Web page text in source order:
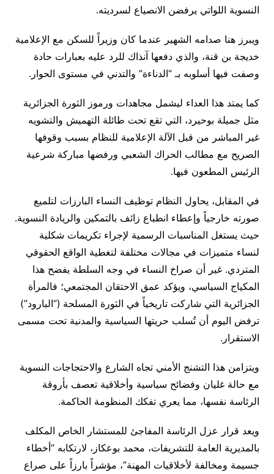
النسوية اللواتي يرفضن الانصياع لسرديته.
ويبرز هنا صدامه الشهير عندما كان وزيراً للسكن مع الإعلامية
خديجة بن قنة، والذي دفعها آنذاك للرد عليه بعبارات حادة
وصفت فيها أسلوبه بـ “الدناءة” والتدني في مستوى الحوار.
كما يمتد هذا العداء ليشمل مجاهدات ورموز الثورة الجزائرية
مثل جميلة بوحيرد، التي تقع تحت طائلة التهميش والتشويه
غير المباشر من قبل الآلة الإعلامية للنظام بسبب وقوفها
الصريح مع مطالب الحراك الشعبي ورفضها مباركة شرعية
الرئيس المطعون فيها.
في المقابل، يحاول النظام توظيف النساء البارزات لتلميع
صورته خارجياً وإعطاء انطباع زائف بالتمكين والريادة النسوية.
حيث يستغل المناسبات الرسمية لإجراء تكريمات شكلية
لنساء متميزات في مجالات مختلفة لتغطية الواقع الحقوقي
المتردي. غير أن صراخ النساء في وجه السلطة يفضح هذا
المكياج السياسي، ويؤكد عمق الاحتقان المجتمعي؛ فالمرأة
الجزائرية التي شاركت تاريخياً في الثورة المسلحة (“البارود”)
ترفض اليوم أن تُسلب حريتها السياسية والمدنية تحت مسمى
الاستقرار.
ويتزامن هذا التشنج الأمني تجاه الشارع والاحتجاجات النسوية
مع حالة غليان وفضائح سياسية وأخلاقية تعصف بأروقة
الرئاسة نفسها، مما يعري تفكك المنظومة الحاكمة.
ويعد قرار عزل الرئاسة المفاجئ للمستشار الخاص المكلف
بالمديرية العامة للتشريفات، محمد بوعكاز، لارتكابه “أخطاء
جسيمة ومخالفة لأخلاقيات المهنة”، مؤشراً بارزاً على صراع